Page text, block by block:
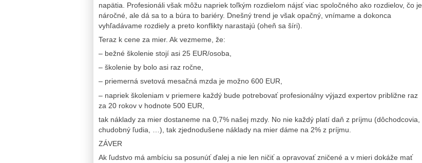
napätia. Profesionáli však môžu napriek toľkým rozdielom nájsť viac spoločného ako rozdielov, čo je
náročné, ale dá sa to a búra to bariéry. Dnešný trend je však opačný, vnímame a dokonca
vyhľadávame rozdiely a preto konflikty narastajú (oheň sa šíri).
Teraz k cene za mier. Ak vezmeme, že:
– bežné školenie stojí asi 25 EUR/osoba,
– školenie by bolo asi raz ročne,
– priemerná svetová mesačná mzda je možno 600 EUR,
– napriek školeniam v priemere každý bude potrebovať profesionálny výjazd expertov približne raz
za 20 rokov v hodnote 500 EUR,
tak náklady za mier dostaneme na 0,7% našej mzdy. No nie každý platí daň z príjmu (dôchodcovia,
chudobný ľudia, …), tak zjednodušene náklady na mier dáme na 2% z príjmu.
ZÁVER
Ak ľudstvo má ambíciu sa posunúť ďalej a nie len ničiť a opravovať zničené a v mieri dokáže mať